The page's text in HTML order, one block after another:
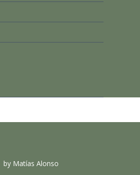
by Matías Alonso